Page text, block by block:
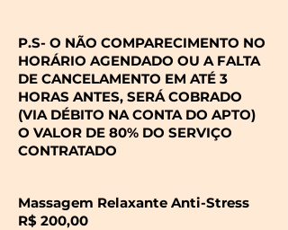
P.S- O NÃO COMPARECIMENTO NO
HORÁRIO AGENDADO OU A FALTA
DE CANCELAMENTO EM ATÉ 3
HORAS ANTES, SERÁ COBRADO
(VIA DÉBITO NA CONTA DO APTO)
O VALOR DE 80% DO SERVIÇO
CONTRATADO
Massagem Relaxante Anti-Stress
R$ 200,00